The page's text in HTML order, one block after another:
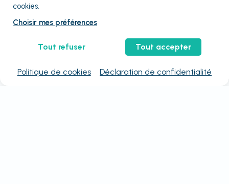
cookies.
Choisir mes préférences
Tout refuser Tout accepter
Politique de cookies Déclaration de confidentialité